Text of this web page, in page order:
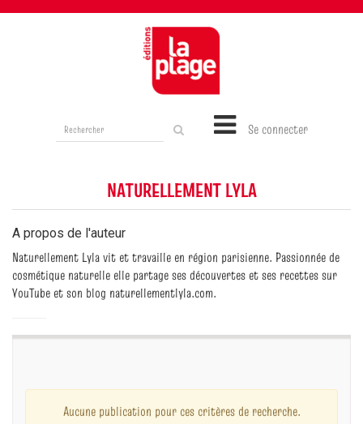
Se connecter
NATURELLEMENT LYLA
A propos de l'auteur
Naturellement Lyla vit et travaille en région parisienne. Passionnée de
cosmétique naturelle elle partage ses découvertes et ses recettes sur
YouTube et son blog naturellementlyla.com.
Aucune publication pour ces critères de recherche.